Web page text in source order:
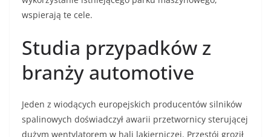
wspierają te cele.
Studia przypadków z
branży automotive
Jeden z wiodących europejskich producentów silników
spalinowych doświadczył awarii przetwornicy sterującej
dużym wentylatorem w hali lakierniczej. Przestój groził